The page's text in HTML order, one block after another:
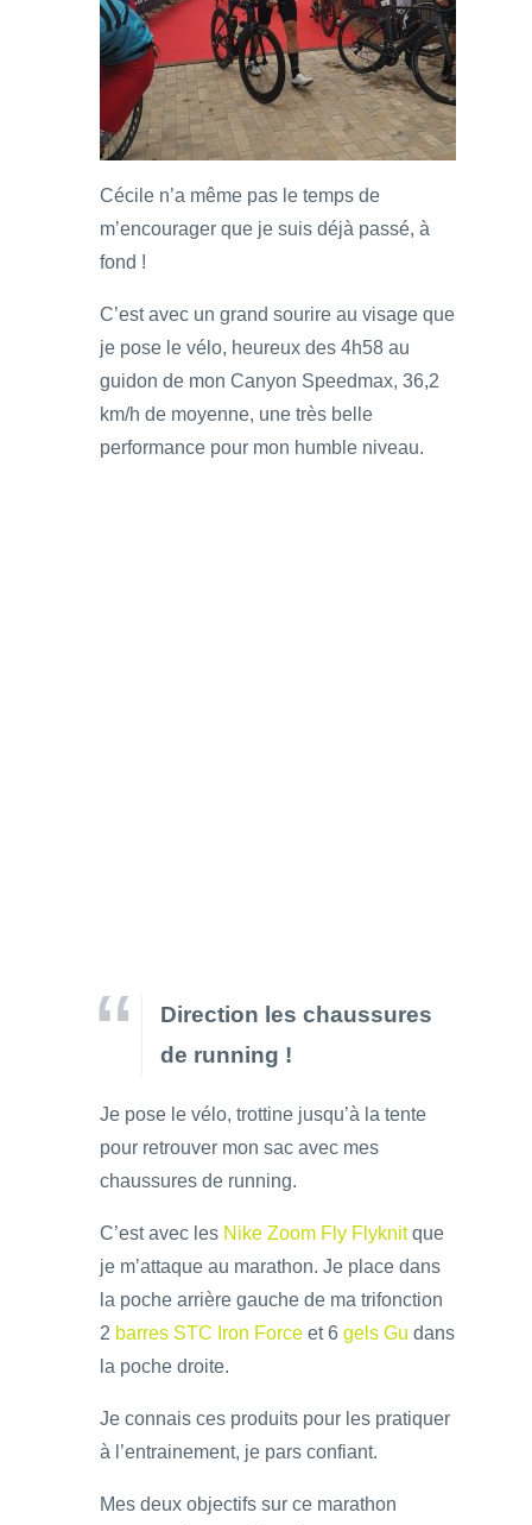
Cécile n’a même pas le temps de
m’encourager que je suis déjà passé, à
fond !
C’est avec un grand sourire au visage que
je pose le vélo, heureux des 4h58 au
guidon de mon Canyon Speedmax, 36,2
km/h de moyenne, une très belle
performance pour mon humble niveau.
Direction les chaussures
de running !
Je pose le vélo, trottine jusqu’à la tente
pour retrouver mon sac avec mes
chaussures de running.
C’est avec les Nike Zoom Fly Flyknitque
je m’attaque au marathon. Je place dans
la poche arrière gauche de ma trifonction
2 barres STC Iron Force et 6 gels Gu dans
la poche droite.
Je connais ces produits pour les pratiquer
à l’entrainement, je pars confiant.
Mes deux objectifs sur ce marathon